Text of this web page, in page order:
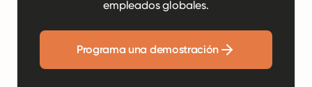
empleados globales.
Programa una demostración